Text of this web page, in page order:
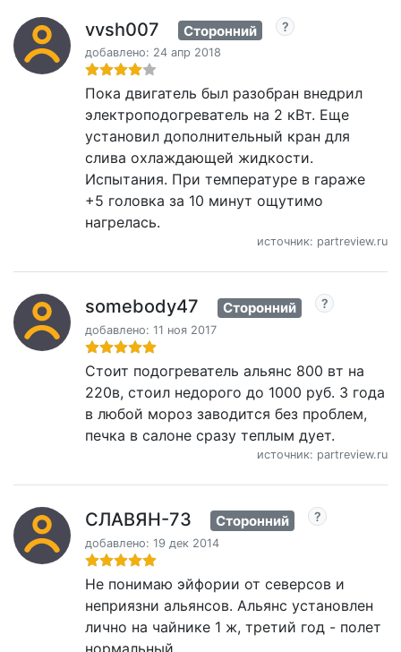
vvsh007 Сторонний
добавлено: 24 апр 2018
Пока двигатель был разобран внедрил
электроподогреватель на 2 кВт. Еще
установил дополнительный кран для
слива охлаждающей жидкости.
Испытания. При температуре в гараже
+5 головка за 10 минут ощутимо
нагрелась.
источник: partreview.ru
somebody47 Сторонний
добавлено: 11 ноя 2017
Стоит подогреватель альянс 800 вт на
220в, стоил недорого до 1000 руб. 3 года
в любой мороз заводится без проблем,
печка в салоне сразу теплым дует.
источник: partreview.ru
СЛАВЯН-73 Сторонний
добавлено: 19 дек 2014
Не понимаю эйфории от северсов и
неприязни альянсов. Альянс установлен
лично на чайнике 1 ж, третий год - полет
нормальный.